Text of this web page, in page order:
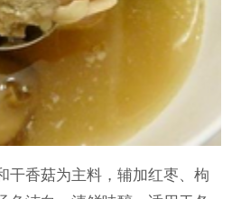
干香菇为主料，辅加红枣、枸